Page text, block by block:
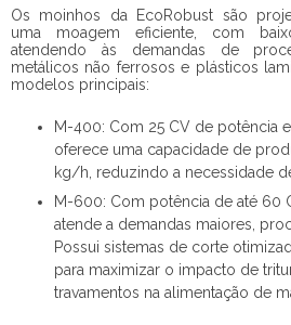
Os moinhos da EcoRobust são
uma moagem eficiente, com
atendendo às demandas de
metálicos não ferrosos e plásticos
modelos principais:
M-400: Com 25 CV de potência
oferece uma capacidade de
kg/h, reduzindo a necessidade
M-600: Com potência de até 60
atende a demandas maiores,
Possui sistemas de corte
para maximizar o impacto de
travamentos na alimentação de